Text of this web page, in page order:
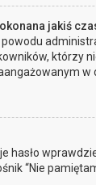
jakiś
którzy
w
hasło
“Nie